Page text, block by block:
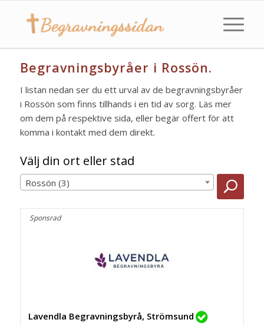
Begravningsbyråer i Rossön.
I listan nedan ser du ett urval av de begravningsbyråer
i Rossön som finns tillhands i en tid av sorg. Läs mer
om dem på respektive sida, eller begär offert för att
komma i kontakt med dem direkt.
Välj din ort eller stad
Rossön (3)
Sponsrad
Lavendla Begravningsbyrå, Strömsund